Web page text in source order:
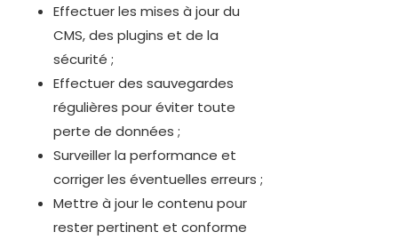
Effectuer les mises à jour du
CMS, des plugins et de la
sécurité ;
Effectuer des sauvegardes
régulières pour éviter toute
perte de données ;
Surveiller la performance et
corriger les éventuelles erreurs ;
Mettre à jour le contenu pour
rester pertinent et conforme